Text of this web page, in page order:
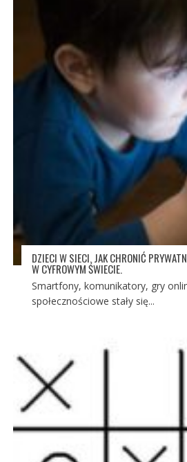
DZIECI W SIECI. JAK CHRONIĆ
W CYFROWYM ŚWIECIE.
Smartfony, komunikatory, gry
społecznościowe stały się...